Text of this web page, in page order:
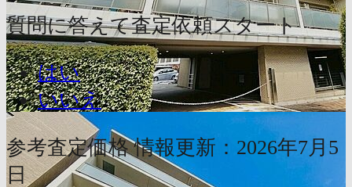
質問に答えて査定依頼スタート
はい
いいえ
参考査定価格 情報更新：2026年7月5
日